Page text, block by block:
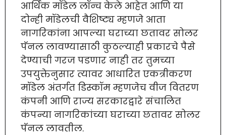
आर्थिक मॉडेल लॉन्च केले आहेत आणि या
दोन्ही मॉडेलची वैशिष्ट्य म्हणजे आता
नागरिकांना आपल्या घराच्या छतावर सोलर
पॅनल लावण्यासाठी कुठल्याही प्रकारचे पैसे
देण्याची गरज पडणार नाही तर तुमच्या
उपयुक्तेनुसार त्यावर आधारित एकत्रीकरण
मॉडेल अंतर्गत डिस्कॉम म्हणजेच वीज वितरण
कंपनी आणि राज्य सरकारद्वारे संचालित
कंपन्या नागरिकांच्या घराच्या छतावर सोलर
पॅनल लावतील.